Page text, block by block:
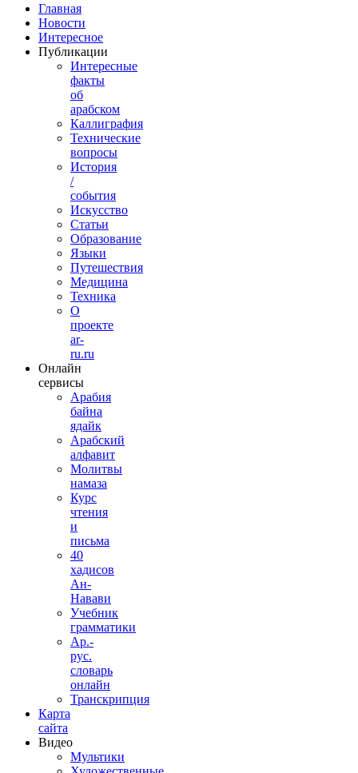
Главная
Новости
Интересное
Публикации
Интересные
факты
об
арабском
Каллиграфия
Технические
вопросы
История
/
события
Искусство
Статьи
Образование
Языки
Путешествия
Медицина
Техника
О
проекте
ar-
ru.ru
Онлайн
сервисы
Арабия
байна
ядайк
Арабский
алфавит
Молитвы
намаза
Курс
чтения
и
письма
40
хадисов
Ан-
Навави
Учебник
грамматики
Ар.-
рус.
словарь
онлайн
Транскрипция
Карта
сайта
Видео
Мультики